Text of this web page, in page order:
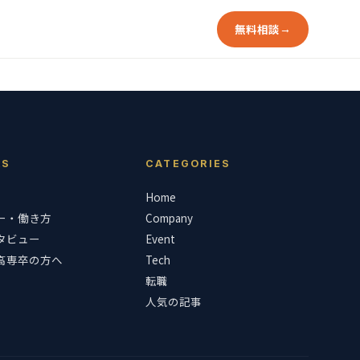
無料相談→
・働き方
ビュー
専卒の方へ
CATEGORIES
Home
Company
Event
Tech
転職
人気の記事